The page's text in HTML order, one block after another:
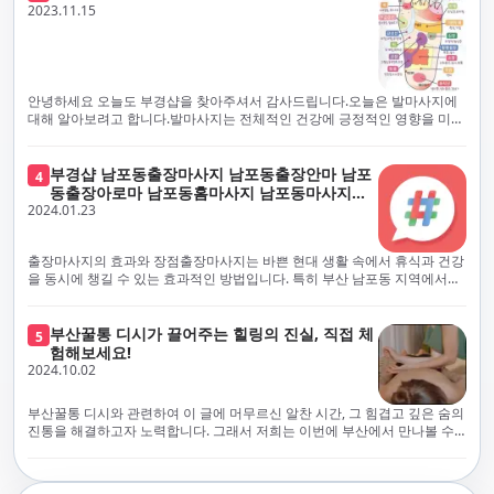
선택하는 것이 중요합니다.부산에서 러시아 홈케어를 전문으로 하는 부경샵
은, 항상 후불제로 운영하면서 청결과 안전을 가장 중요하게 여깁니다. 부산
에서 진정으로 즐거운 부산 러시아 홈케어 경험을 해보시길 바랍니다. 그렇
죠, 부경샵은 선입금을 요구하지 않아요. 부산 러시아 홈케어를 선택하기 전
에, 주의해야 할 사항들을 반드시 확인해 보세요. 선입금 관련 사기에는 항상
조심해야 합니다. 070으로 시작하는 인터넷 전화나 텔레그램 같은 메시지
앱에만 의존하는 업체는 특히 더 조심해 주세요. 이런 경우, 선입금을 하지
부경샵은 부산 출장 후불제 서비스를 모범적으로 운영하고 있으며, 명성을
악용하는 사기 업체로부터 발생할 수 있는 모든 부정행위와 간접적인 피해
를 방지하기 위해 노력하고 있어요. 만약 부경샵 을 사칭하며 선불 결제를 요
구하는 마사지 서비스를 발견하신다면, 그런 곳은 피하시고 저희에게 알려
주세요.부경샵에서는 모든 서비스가 관리사가 도착한 후에 결제하는 걸 기
본으로 해요. 부경샵은 부산에서 부산 러시아 홈케어를 전문으로 하며,
100% 후불제를 거래의 기본으로 삼고 있어요. 왜 부경샵이 특별한지 궁금하
시죠? 여기서만 느낄 수 있는 특별한 경험을 소개합니다! 부경샵과 함께라면
험을 제공해요. 준비하신 모든 것에 놀랄 준비를 하세요. 부경샵은 오랜 시간
동안 지역에서 최고의 출장업체가 되겠다는 하나의 신념으로 노력해 왔어
요.부경샵의 전통적인 서비스로, 단 한 순간도 낭비하지 않고 쌓인 피로를 풀
어드릴 거예요. 비가 오든 눈이 오든, 어디에 계시든 부경샵이 찾아가 도와드
릴게요. 부경샵의 서비스는 부산의 모든 곳, 집이든 모텔이든 호텔이든 오피
스텔이든 아파트든, 여러분을 위해 준비되어 있어요.부경샵 지역에서 가장
멀리까지 다니며, 편리함을 최우선으로 생각해요. 빠르고 효율적인 운영 시
게 조절되어, 진정한 에너지 회복을 경험하실 수 있어요.부경샵은 부산에서
전문적으로 훈련된 관리사를 다수 보유하고 있음을 자랑스럽게 여깁니다.
현대 사회의 불확실성 속에서, 부경샵은 안전을 최우선으로 여기며, 이를 위
해 100% 후불제 시행은 물론, 코로나19 상황에서도 관리사들의 건강 진단
업체에 대해서는 경계하는 것이 중요합니다. 부경샵의 접근 방식과 정책은
인천에서의 안전하고 신뢰할 수 있는 고품질 마사지 경험을 집앞에서 제공
하기 위해 고안되었습니다. 부경샵은 부산 일본인 홈케어 서비스를 전문으
로 하며, 항상 고객님의 편의와 안전을 최우선으로 고려하여 후불제 시스템
거운 마사지 경험을 보장합니다. 부경샵의 서비스는 선입금 없이 이용 가능
한 부산 일본인 홈케어로, 선입금 요구 없이 서비스를 제공함으로써 고객님
의 신뢰를 최우선으로 합니다. 이용 전 주의사항을 꼼꼼히 확인하시고, 선입
금 사기로부터 자신을 보호하는 것이 중요합니다. 부산 일본인 홈케어 서비
스를 찾으실 때는 070으로 시작하는 인터넷 전화번호나 텔레그램과 같은 메
시징 플랫폼만을 이용하는 업체에 주의해야 합니다. 이러한 서비스는 선지
급 없이 이용할 수 있어야 하며, 부경샵은 이러한 걱정 없이 안전하고 신뢰할
수 있는 서비스를 제공합니다. 부경샵은 부산 일본인 홈케어 후불제의 모범
적인 피해가 발생하지 않도록 지속적으로 노력하고 있습니다. 부경샵을 사
칭하여 선불 결제를 요구하는 마사지 서비스에 대해서는 각별한 주의가 필
요합니다. '부경샵'은 관리사의 도착 이후에 결제가 이루어지는 후불제를
기본 원칙으로 하는 부산 일본인 홈케어 전문 업체입니다. 이 운영 방식은 고
객님의 신뢰를 최우선으로 여기며, 모든 코스에서 100% 후불제를 시행하고
있습니다. 왜 부경샵이 부산에서 특별한지, 그 이유를 알려드리겠습니다.
여기서는 단순한 부산 일본인 홈케어 서비스를 넘어서, 비교 불가한 경험을
러분을 기다리고 있으니, 준비되셨나요? 부경샵은 오랜 시간 동안 지역 최
2023.11.15
안녕하세요 오늘도 부경샵을 찾아주셔서 감사드립니다.오늘은 발마사지에
대해 알아보려고 합니다.발마사지는 전체적인 건강에 긍정적인 영향을 미칠
명하겠습니다.근육 이완과 피로 완화: 발마사지는 발 아치, 발가락, 발등 등
에 위치한 다양한 근육을 이완시키는 효과가 있습니다. 일상적인 활동이나
장시간의 서있는 자세로 인해 긴장된 발 근육을 느슨하게 만들어주어 편안
함을 제공합니다. 이는 근육의 유연성을 향상시키고 근육의 혈액순환을 촉
진하는 데 도움이 됩니다.혈액순환 개선: 발마사지는 혈액순환을 촉진하는
데 기여합니다. 마사지로 근육과 혈관이 이완되면 혈액이 더 원활하게 흐르
게 되어 세포와 조직에 산소와 영양소가 빠르게 공급됩니다. 이는 세포의 기
장된 근육과 신경을 완화시켜 스트레스를 감소시킵니다. 발에는 다양한 신
경과 결절이 모여있어, 발마사지를 통해 이를 자극함으로써 정신적인 편안
함을 제공하는데 도움이 됩니다. 이는 스트레스 호르몬의 감소와 함께 심신
의 안정을 촉진합니다.면역 시스템 강화: 정기적인 발마사지는 면역 시스템
의 활동을 촉진하여 감염 및 질병에 대한 저항력을 향상시킬 수 있습니다. 마
사지는 림프순환을 촉진하고 세포 배출물을 제거함으로써 면역 시스템을 지
원합니다.숙면 유도: 발마사지는 긴장된 근육과 신경을 완화시켜 수면에 도
특정 포인트를 자극함으로써 소화 기능을 개선하는데 도움이 될 수 있습니
4 부경샵 남포동출장마사지 남포동출장안마 남포
동출장아로마 남포동홈마사지 남포동마사지출
장
2024.01.23
출장마사지의 효과와 장점출장마사지는 바쁜 현대 생활 속에서 휴식과 건강
을 동시에 챙길 수 있는 효과적인 방법입니다. 특히 부산 남포동 지역에서
와 신체적, 정신적 피로를 효과적으로 완화합니다. 전문 마사지사의 숙련된
손길은 긴장된 근육을 이완시키고, 스트레스 호르몬 수치를 감소시켜 마음
의 안정을 가져다 줍니다. 이는 일상의 업무 효율성을 높이고, 전반적인 삶의
질을 향상시키는 데 기여합니다.근육 이완과 유연성 향상:꾸준한 출장마사
지는 근육의 긴장과 경직을 해소하고 유연성을 향상시킵니다. 이는 운동 성
능을 개선하고, 근골격계 문제 및 부상 예방에 도움이 됩니다. 또한, 규칙적
인 마사지는 자세 개선에도 긍정적인 영향을 미칩니다.혈액 순환 촉진과 신
촉진합니다. 이는 신진대사를 활성화하고, 독소 배출을 돕습니다. 결과적으
5 부산꿀통 디시가 끌어주는 힐링의 진실, 직접 체
험해보세요!
2024.10.02
부산꿀통 디시와 관련하여 이 글에 머무르신 알찬 시간, 그 힘겹고 깊은 숨의
진통을 해결하고자 노력합니다. 그래서 저희는 이번에 부산에서 만나볼 수
그 해결책을 찾는 것이 어려운 상황을 맞이하는 경우가 많습니다. 부산꿀통